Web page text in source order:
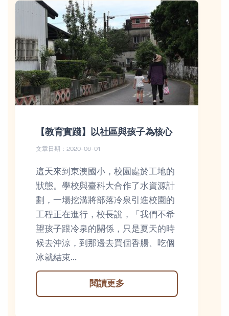
【教育實踐】以社區與孩子為核心
文章日期：2020-06-01
這天來到東澳國小，校園處於工地的
狀態。學校與臺科大合作了水資源計
劃，一場挖溝將部落冷泉引進校園的
工程正在進行，校長說，「我們不希
望孩子跟冷泉的關係，只是夏天的時
候去沖涼，到那邊去買個香腸、吃個
冰就結束...
閱讀更多